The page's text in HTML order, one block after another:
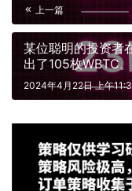
上一篇
某位聪明的投资者
出了105枚WBTC。
2024年4月22日 上午